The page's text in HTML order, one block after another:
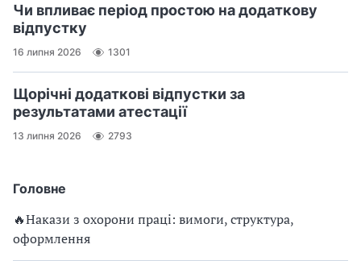
Головне
🔥Накази з охорони праці: вимоги, структура,
оформлення
Чи впливає період простою на додаткову
відпустку
16 липня 2026 1301
Щорічні додаткові відпустки за
результатами атестації
13 липня 2026 2793